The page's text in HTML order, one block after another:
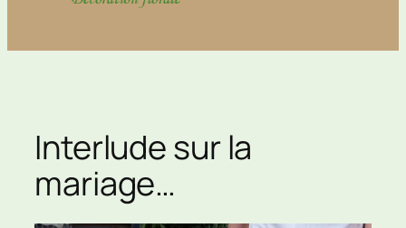
Interlude sur la
mariage…